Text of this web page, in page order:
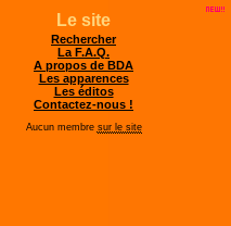
Le site
Rechercher
La F.A.Q.
A propos de BDA
Les apparences
Les éditos
Contactez-nous !
Aucun membre sur le site